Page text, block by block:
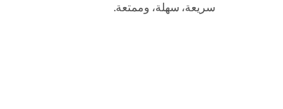
سريعة، سهلة، وممتعة.